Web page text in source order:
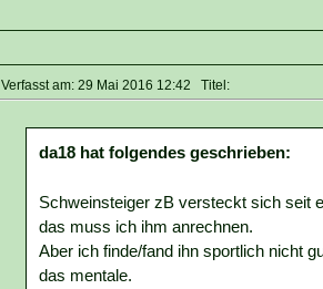
Verfasst am: 29 Mai 2016 12:42 Titel:
da18 hat folgendes geschrieben:
Schweinsteiger zB versteckt sich seit
das muss ich ihm anrechnen.
Aber ich finde/fand ihn sportlich nicht
das mentale.